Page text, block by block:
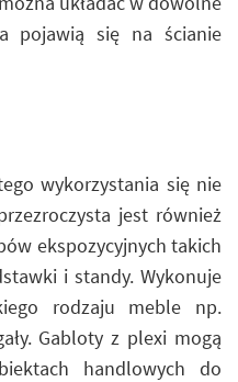
pojawią się na ścianie
wykorzystania się nie
jest również
ekspozycyjnych takich
i standy. Wykonuje
rodzaju meble np.
Gabloty z plexi mogą
handlowych do